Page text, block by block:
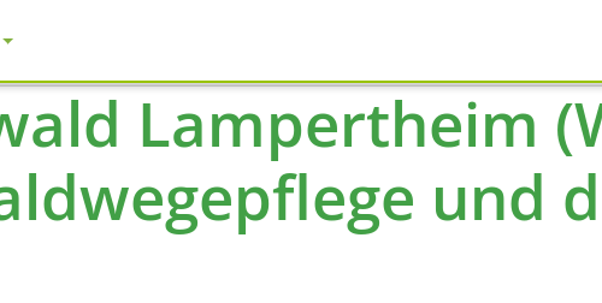
Lampertheim
und